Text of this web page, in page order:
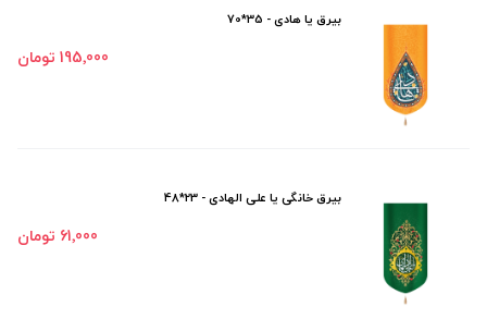
بیرق یا هادی - 35*70
195٬000 تومان
بیرق خانگی یا علی الهادی - 23*48
61٬000 تومان